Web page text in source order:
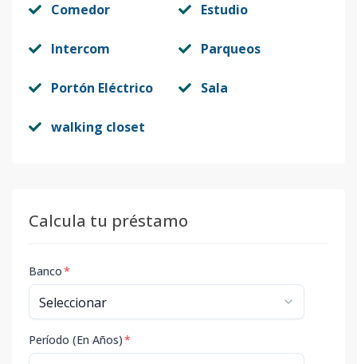
Comedor Estudio
Intercom Parqueos
Portón Eléctrico Sala
walking closet
Calcula tu préstamo
Banco*
Período (En Años)*